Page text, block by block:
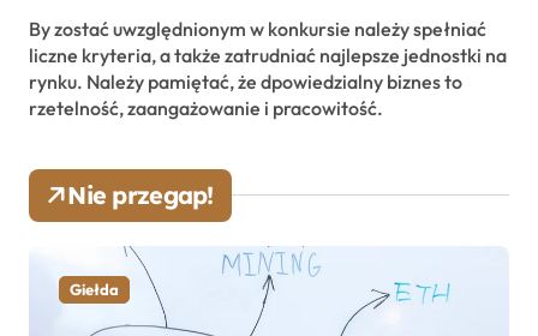
By zostać uwzględnionym w konkursie należy spełniać
liczne kryteria, a także zatrudniać najlepsze jednostki na
rynku. Należy pamiętać, że dpowiedzialny biznes to
rzetelność, zaangażowanie i pracowitość.
Nie przegap!
Giełda